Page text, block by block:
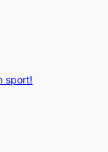
sport!